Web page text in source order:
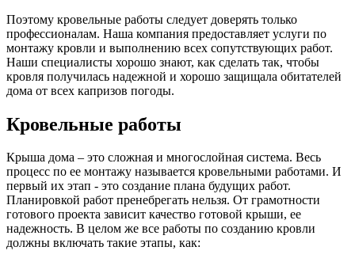
Поэтому кровельные работы следует доверять только
профессионалам. Наша компания предоставляет услуги по
монтажу кровли и выполнению всех сопутствующих работ.
Наши специалисты хорошо знают, как сделать так, чтобы
кровля получилась надежной и хорошо защищала обитателей
дома от всех капризов погоды.
Кровельные работы
Крыша дома – это сложная и многослойная система. Весь
процесс по ее монтажу называется кровельными работами. И
первый их этап - это создание плана будущих работ.
Планировкой работ пренебрегать нельзя. От грамотности
готового проекта зависит качество готовой крыши, ее
надежность. В целом же все работы по созданию кровли
должны включать такие этапы, как: